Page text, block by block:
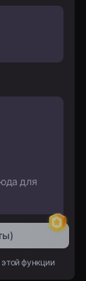
для
функции